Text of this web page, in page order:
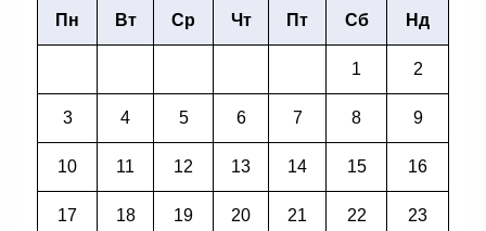
Пн Вт Ср Чт Пт Сб Нд
1 2
3 4 5 6 7 8 9
10 11 12 13 14 15 16
17 18 19 20 21 22 23